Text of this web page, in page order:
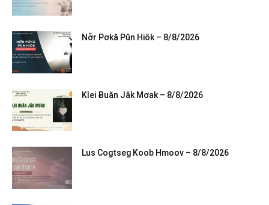
Nơ̆r Pơkă Pŭn Hiôk – 8/8/2026
Klei Ƀuăn Jăk Mơak – 8/8/2026
Lus Cogtseg Koob Hmoov – 8/8/2026